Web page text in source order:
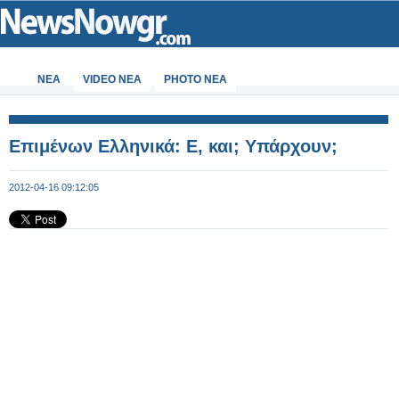
ΝΕΑ VIDEO NEA PHOTO NEA
Επιμένων Ελληνικά: Ε, και; Υπάρχουν;
2012-04-16 09:12:05